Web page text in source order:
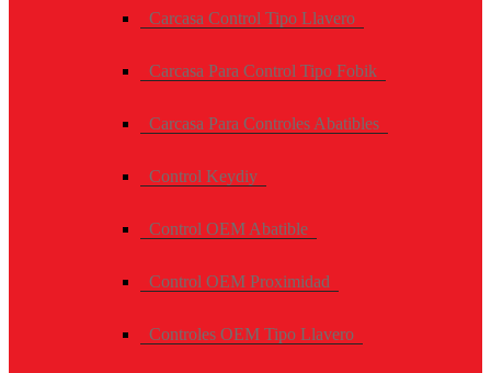
Carcasa Control Tipo Llavero
Carcasa Para Control Tipo Fobik
Carcasa Para Controles Abatibles
Control Keydiy
Control OEM Abatible
Control OEM Proximidad
Controles OEM Tipo Llavero